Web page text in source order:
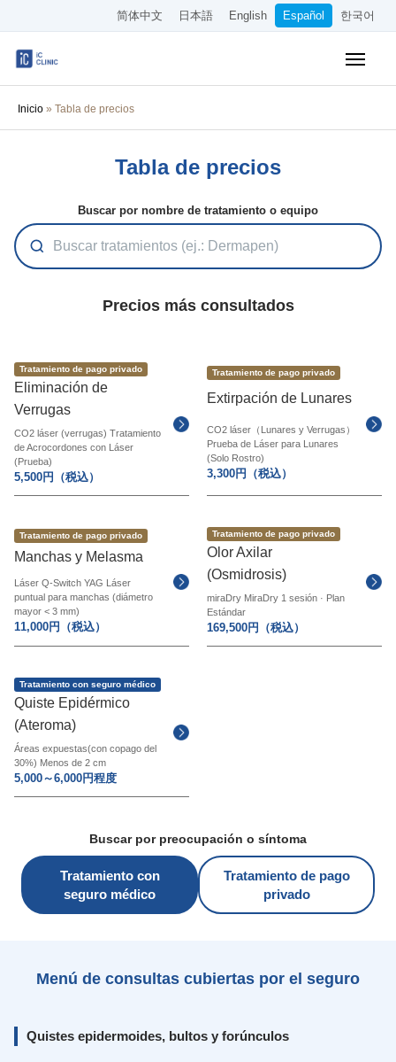
简体中文 日本語 English Español 한국어
Inicio » Tabla de precios
Tabla de precios
Buscar por nombre de tratamiento o equipo
Precios más consultados
Tratamiento de pago privado
Eliminación de
Verrugas
CO2 láser (verrugas) Tratamiento
de Acrocordones con Láser
(Prueba)
5,500円（税込）
Tratamiento de pago privado
Extirpación de Lunares
CO2 láser（Lunares y Verrugas）
Prueba de Láser para Lunares
(Solo Rostro)
3,300円（税込）
Tratamiento de pago privado
Manchas y Melasma
Láser Q-Switch YAG Láser
puntual para manchas (diámetro
mayor < 3 mm)
11,000円（税込）
Tratamiento de pago privado
Olor Axilar
(Osmidrosis)
miraDry MiraDry 1 sesión · Plan
Estándar
169,500円（税込）
Tratamiento con seguro médico
Quiste Epidérmico
(Ateroma)
Áreas expuestas(con copago del
30%) Menos de 2 cm
5,000～6,000円程度
Buscar por preocupación o síntoma
Tratamiento con
seguro médico
Tratamiento de pago
privado
Menú de consultas cubiertas por el seguro
Quistes epidermoides, bultos y forúnculos
Sobre Nuestra Clínica
Cómo Llegar
Otros
Idioma
简体中文 English Español